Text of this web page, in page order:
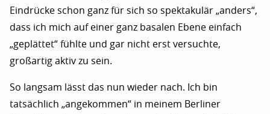
Eindrücke schon ganz für sich so spektakulär „anders“,
dass ich mich auf einer ganz basalen Ebene einfach
„geplättet“ fühlte und gar nicht erst versuchte,
großartig aktiv zu sein.
So langsam lässt das nun wieder nach. Ich bin
tatsächlich „angekommen“ in meinem Berliner